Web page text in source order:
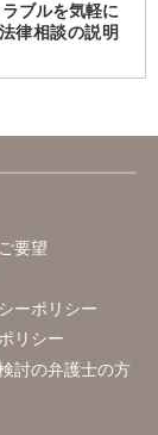
ブルを気軽に
律相談の説明
要望
ーポリシー
リシー
討の弁護士の方